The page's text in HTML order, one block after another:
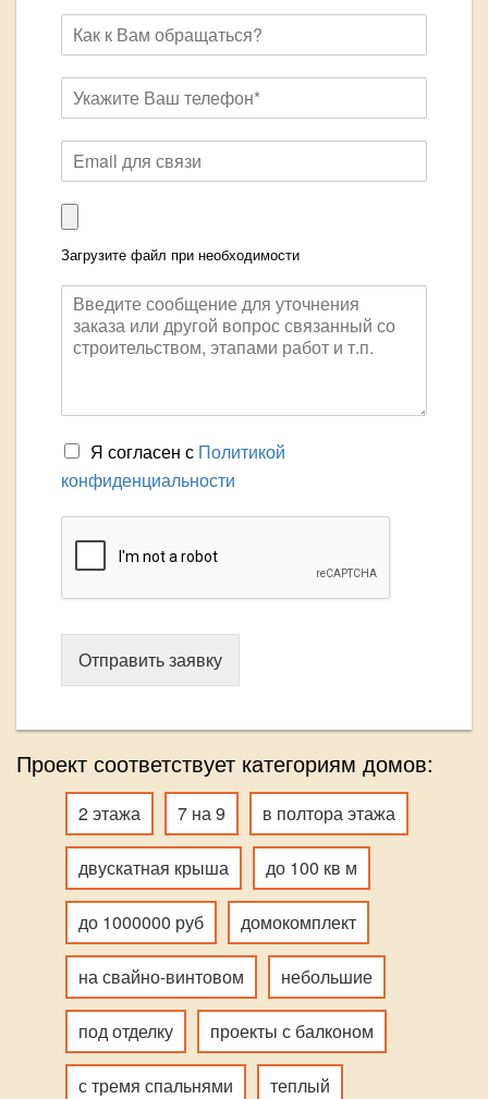
Загрузите файл при необходимости
Я согласен с Политикой
конфиденциальности
Отправить заявку
Проект соответствует категориям домов:
2 этажа 7 на 9 в полтора этажа
двускатная крыша до 100 кв м
до 1000000 руб домокомплект
на свайно-винтовом небольшие
под отделку проекты с балконом
с тремя спальнями теплый